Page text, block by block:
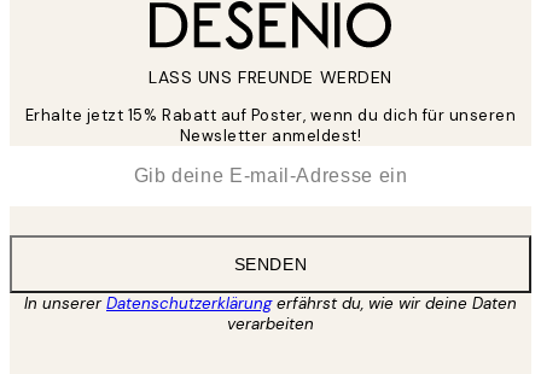
LASS UNS FREUNDE WERDEN
Erhalte jetzt 15% Rabatt auf Poster, wenn du dich für unseren
Newsletter anmeldest!
SENDEN
In unsererDatenschutzerklärungerfährst du, wie wir deine Daten
verarbeiten